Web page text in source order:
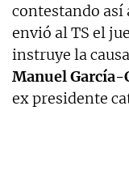
contestando así
envió al TS el
instruye la
Manuel García-
ex presidente